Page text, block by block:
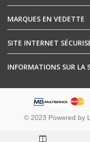
MARQUES EN VEDETTE
SITE INTERNET
INFORMATIONS SUR LA
© 2023 Powered by